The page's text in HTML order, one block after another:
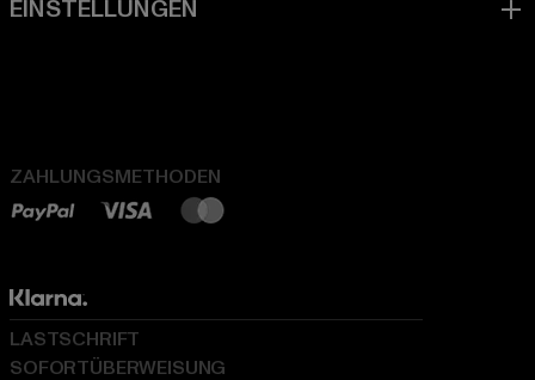
ZAHLUNGSMETHODEN
LASTSCHRIFT
SOFORTÜBERWEISUNG